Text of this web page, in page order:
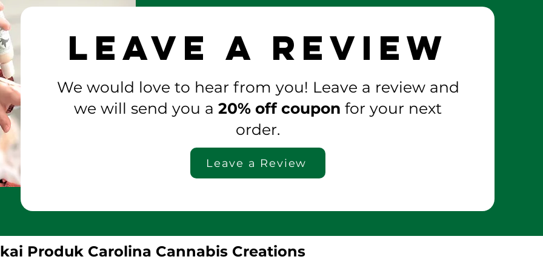
Leave a Review
We would love to hear from you! Leave a review and
we will send you a20% off coupon for your next
order.
Leave a Review
Produk Carolina Cannabis Creations